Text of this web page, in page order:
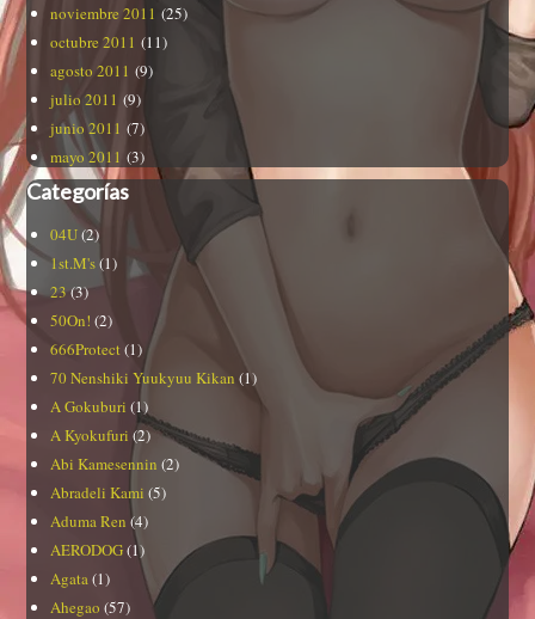
noviembre 2011 (25)
octubre 2011 (11)
agosto 2011 (9)
julio 2011 (9)
junio 2011 (7)
mayo 2011 (3)
Categorías
04U(2)
1st.M's(1)
23(3)
50On! (2)
666Protect (1)
70 Nenshiki Yuukyuu Kikan (1)
A Gokuburi (1)
A Kyokufuri (2)
Abi Kamesennin (2)
Abradeli Kami (5)
Aduma Ren (4)
AERODOG(1)
Agata (1)
Ahegao (57)